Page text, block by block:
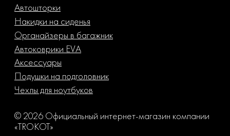
Автошторки
Накидки на сиденья
Органайзеры в багажник
Автоковрики EVA
Аксессуары
Подушки на подголовник
Чехлы для ноутбуков
© 2026 Официальный интернет-магазин компании
«TROKOT»